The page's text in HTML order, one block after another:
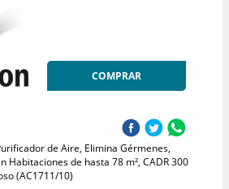
COMPRAR
de Aire, Elimina Gérmenes,
Habitaciones de hasta 78 m², CADR 300
(AC1711/10)